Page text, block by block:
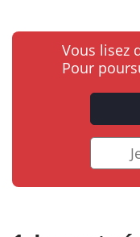
Vous lisez
Pour